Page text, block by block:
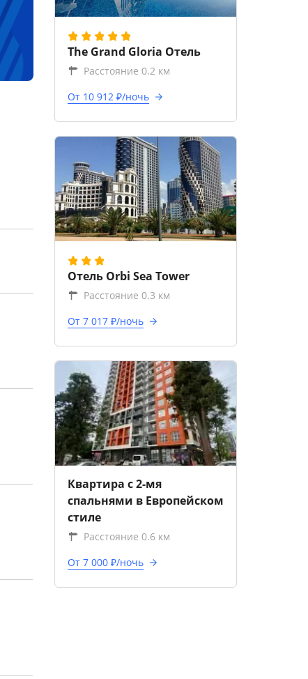
The Grand Gloria Отель
Расстояние 0.2 км
От 10 912 ₽/ночь
Отель Orbi Sea Tower
Расстояние 0.3 км
От 7 017 ₽/ночь
Квартира с 2-мя
спальнями в Европейском
стиле
Расстояние 0.6 км
От 7 000 ₽/ночь